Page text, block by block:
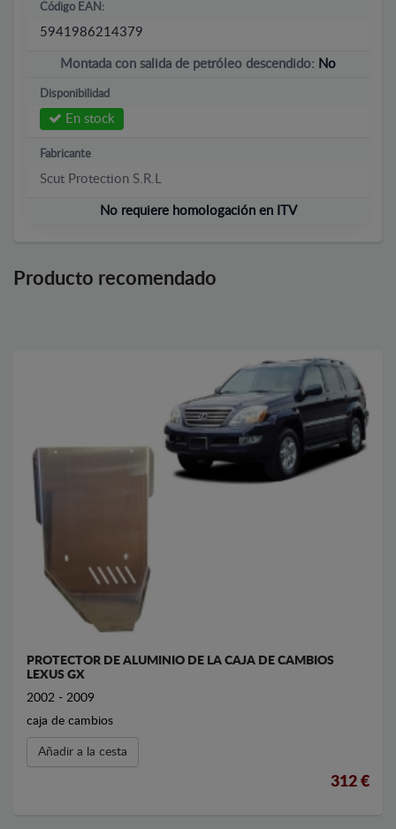
Código EAN:
5941986214379
Montada con salida de petróleo descendido: No
Disponibilidad
En stock
Fabricante
Scut Protection S.R.L
No requiere homologación en ITV
Producto recomendado
PROTECTOR DE ALUMINIO DE LA CAJA DE CAMBIOS
LEXUS GX
2002 - 2009
caja de cambios
Añadir a la cesta
312 €